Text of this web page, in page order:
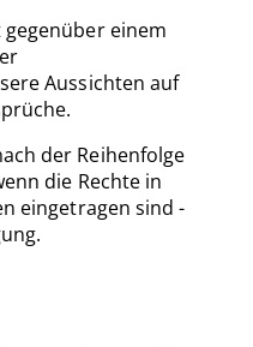
einem
Aussichten auf
der Reihenfolge
die Rechte in
eingetragen sind -